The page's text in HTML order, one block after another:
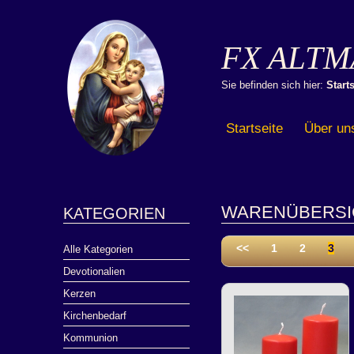
FX
Sie befinden sich hier:
Startseite Über
KATEGORIEN
Alle Kategorien
Devotionalien
Kerzen
Kirchenbedarf
Kommunion
<< 1 2 3